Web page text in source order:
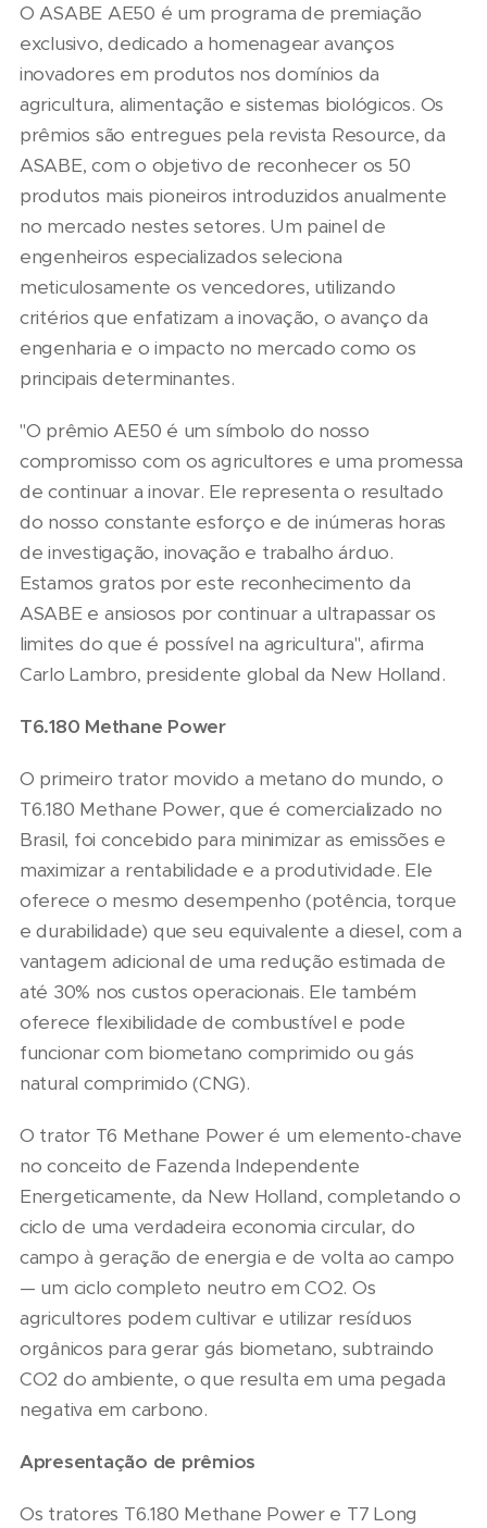
O ASABE AE50 é um programa de premiação
exclusivo, dedicado a homenagear avanços
inovadores em produtos nos domínios da
agricultura, alimentação e sistemas biológicos. Os
prêmios são entregues pela revista Resource, da
ASABE, com o objetivo de reconhecer os 50
produtos mais pioneiros introduzidos anualmente
no mercado nestes setores. Um painel de
engenheiros especializados seleciona
meticulosamente os vencedores, utilizando
critérios que enfatizam a inovação, o avanço da
engenharia e o impacto no mercado como os
principais determinantes.
"O prêmio AE50 é um símbolo do nosso
compromisso com os agricultores e uma promessa
de continuar a inovar. Ele representa o resultado
do nosso constante esforço e de inúmeras horas
de investigação, inovação e trabalho árduo.
Estamos gratos por este reconhecimento da
ASABE e ansiosos por continuar a ultrapassar os
limites do que é possível na agricultura", afirma
Carlo Lambro, presidente global da New Holland.
T6.180 Methane Power
O primeiro trator movido a metano do mundo, o
T6.180 Methane Power, que é comercializado no
Brasil, foi concebido para minimizar as emissões e
maximizar a rentabilidade e a produtividade. Ele
oferece o mesmo desempenho (potência, torque
e durabilidade) que seu equivalente a diesel, com a
vantagem adicional de uma redução estimada de
até 30% nos custos operacionais. Ele também
oferece flexibilidade de combustível e pode
funcionar com biometano comprimido ou gás
natural comprimido (CNG).
O trator T6 Methane Power é um elemento-chave
no conceito de Fazenda Independente
Energeticamente, da New Holland, completando o
ciclo de uma verdadeira economia circular, do
campo à geração de energia e de volta ao campo
— um ciclo completo neutro em CO2. Os
agricultores podem cultivar e utilizar resíduos
orgânicos para gerar gás biometano, subtraindo
CO2 do ambiente, o que resulta em uma pegada
negativa em carbono.
Apresentação de prêmios
Os tratores T6.180 Methane Power e T7 Long